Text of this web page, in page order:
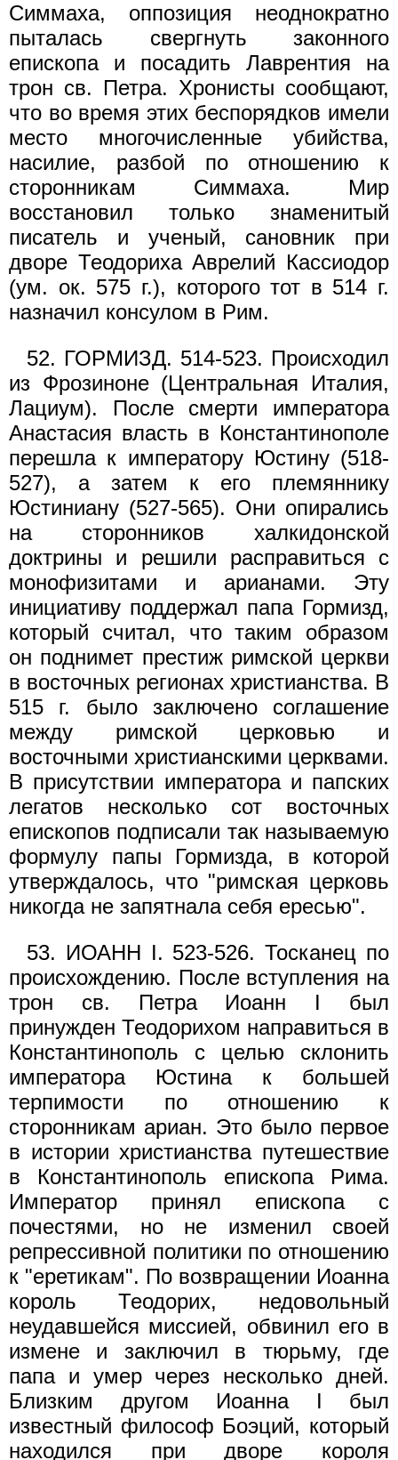
Симмаха, оппозиция неоднократно
пыталась свергнуть законного
епископа и посадить Лаврентия на
трон св. Петра. Хронисты сообщают,
что во время этих беспорядков имели
место многочисленные убийства,
насилие, разбой по отношению к
сторонникам Симмаха. Мир
восстановил только знаменитый
писатель и ученый, сановник при
дворе Теодориха Аврелий Кассиодор
(ум. ок. 575 г.), которого тот в 514 г.
назначил консулом в Рим.
52. ГОРМИЗД. 514-523. Происходил
из Фрозиноне (Центральная Италия,
Лациум). После смерти императора
Анастасия власть в Константинополе
перешла к императору Юстину (518-
527), а затем к его племяннику
Юстиниану (527-565). Они опирались
на сторонников халкидонской
доктрины и решили расправиться с
монофизитами и арианами. Эту
инициативу поддержал папа Гормизд,
который считал, что таким образом
он поднимет престиж римской церкви
в восточных регионах христианства. В
515 г. было заключено соглашение
между римской церковью и
восточными христианскими церквами.
В присутствии императора и папских
легатов несколько сот восточных
епископов подписали так называемую
формулу папы Гормизда, в которой
утверждалось, что "римская церковь
никогда не запятнала себя ересью".
53. ИОАНН I. 523-526. Тосканец по
происхождению. После вступления на
трон св. Петра Иоанн I был
принужден Теодорихом направиться в
Константинополь с целью склонить
императора Юстина к большей
терпимости по отношению к
сторонникам ариан. Это было первое
в истории христианства путешествие
в Константинополь епископа Рима.
Император принял епископа с
почестями, но не изменил своей
репрессивной политики по отношению
к "еретикам". По возвращении Иоанна
король Теодорих, недовольный
неудавшейся миссией, обвинил его в
измене и заключил в тюрьму, где
папа и умер через несколько дней.
Близким другом Иоанна I был
известный философ Боэций, который
находился при дворе короля